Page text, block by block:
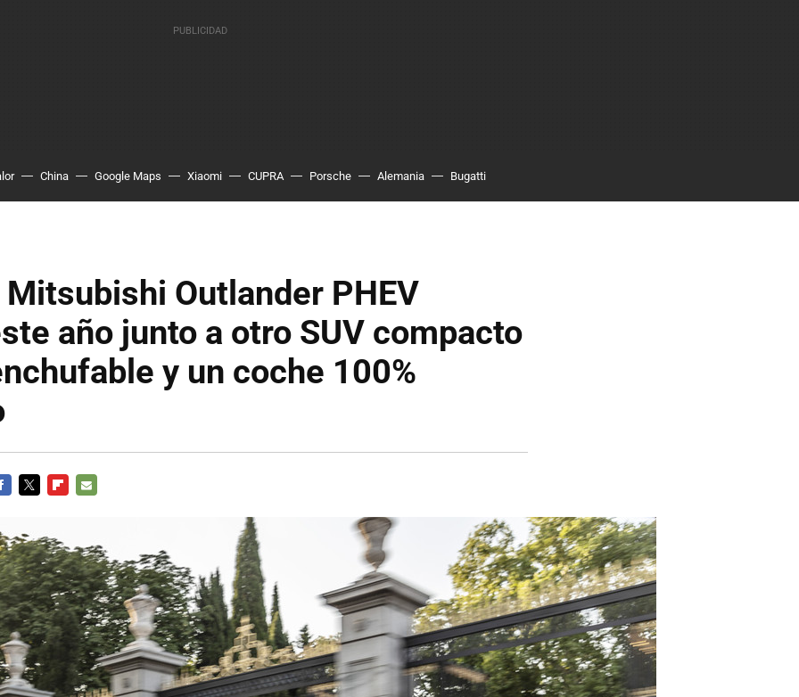
China Google Maps Xiaomi CUPRA Porsche Alemania Bugatti
Mitsubishi Outlander PHEV
año junto a otro SUV compacto
y un coche 100%